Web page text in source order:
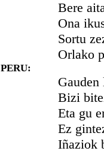
Bere aita
Ona
Sortu
Orlako
PERU:
Gauden
Bizi bitez
Eta gu ere
Ez
Iñaziok